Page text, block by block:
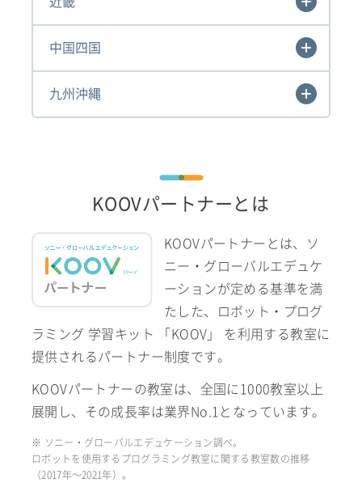
中国四国
九州沖縄
KOOVパートナーとは
KOOVパートナーとは、ソ
ニー・グローバルエデュケ
ーションが定める基準を満
たした、ロボット・プログ
ラミング 学習キット 「KOOV」 を利用する教室に
提供されるパートナー制度です。
KOOVパートナーの教室は、全国に1000教室以上
展開し、その成長率は業界No.1となっています。
※ ソニー・グローバルエデュケーション調べ。
ロボットを使用するプログラミング教室に関する教室数の推移
（2017年〜2021年）。